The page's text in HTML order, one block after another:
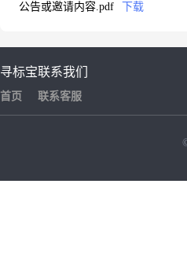
公告或邀请内容.pdf
下载
寻标宝
首页
联系我们
联系客服